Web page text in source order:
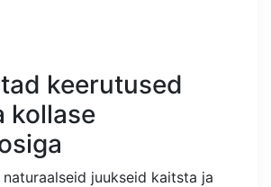
keerutused
kollase
juukseid kaitsta ja